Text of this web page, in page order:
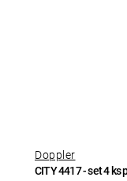
CITY 4417 - set 4 ks
Doppler